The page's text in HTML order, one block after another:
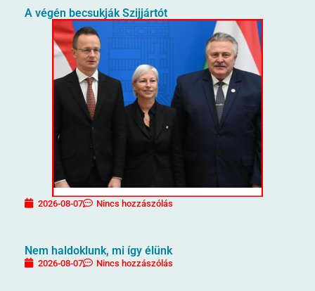
A végén becsukják Szijjártót
2026-08-07 Nincs hozzászólás
Nem haldoklunk, mi így élünk
2026-08-07 Nincs hozzászólás